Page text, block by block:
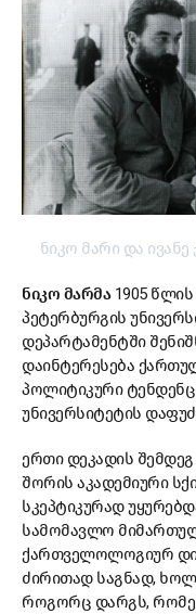
ნიკო მარი და ივანე
ნიკო მარმა 1905
პეტერბურგის
დეპარტამენტში
დაინტერესება
პოლიტიკური
უნივერსიტეტის
ერთი დეკადის შემდეგ
შორის აკადემიური
სკეპტიკურად
სამომავლო
ქართველოლოგიურ
ძირითად საგნად,
როგორც დარგს,